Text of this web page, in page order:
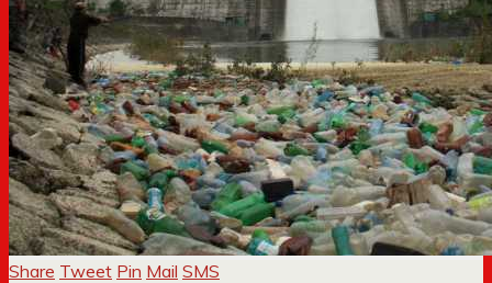
Share Tweet Pin Mail SMS